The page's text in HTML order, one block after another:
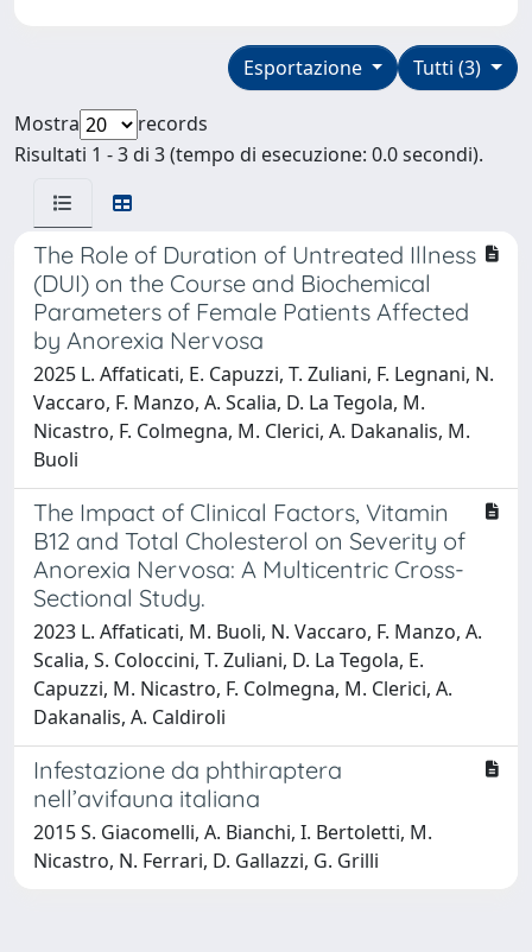
Tutti (3)
Esportazione
Mostra
records
Risultati 1 - 3 di 3 (tempo di esecuzione: 0.0 secondi).
The Role of Duration of Untreated Illness
(DUI) on the Course and Biochemical
Parameters of Female Patients Affected
by Anorexia Nervosa
2025 L. Affaticati, E. Capuzzi, T. Zuliani, F. Legnani, N.
Vaccaro, F. Manzo, A. Scalia, D. La Tegola, M.
Nicastro, F. Colmegna, M. Clerici, A. Dakanalis, M.
Buoli
The Impact of Clinical Factors, Vitamin
B12 and Total Cholesterol on Severity of
Anorexia Nervosa: A Multicentric Cross-
Sectional Study.
2023 L. Affaticati, M. Buoli, N. Vaccaro, F. Manzo, A.
Scalia, S. Coloccini, T. Zuliani, D. La Tegola, E.
Capuzzi, M. Nicastro, F. Colmegna, M. Clerici, A.
Dakanalis, A. Caldiroli
Infestazione da phthiraptera
nell’avifauna italiana
2015 S. Giacomelli, A. Bianchi, I. Bertoletti, M.
Nicastro, N. Ferrari, D. Gallazzi, G. Grilli